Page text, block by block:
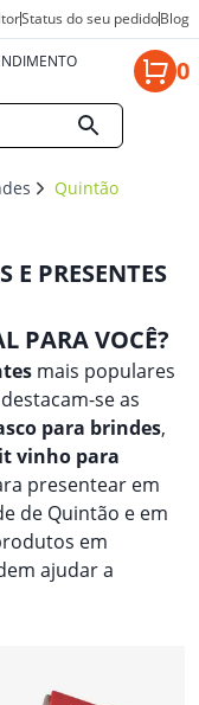
Status do seu pedidoBlog
0
Quintão
E PRESENTES
PARA VOCÊ?
mais populares
se as
para brindes,
vinho para
presentear em
de Quintão e em
em
ajudar a